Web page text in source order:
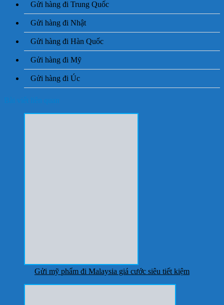
Gửi hàng đi Trung Quốc
Gửi hàng đi Nhật
Gửi hàng đi Hàn Quốc
Gửi hàng đi Mỹ
Gửi hàng đi Úc
Bài viết liên quan
Gửi mỹ phẩm đi Malaysia giá cước siêu tiết kiệm